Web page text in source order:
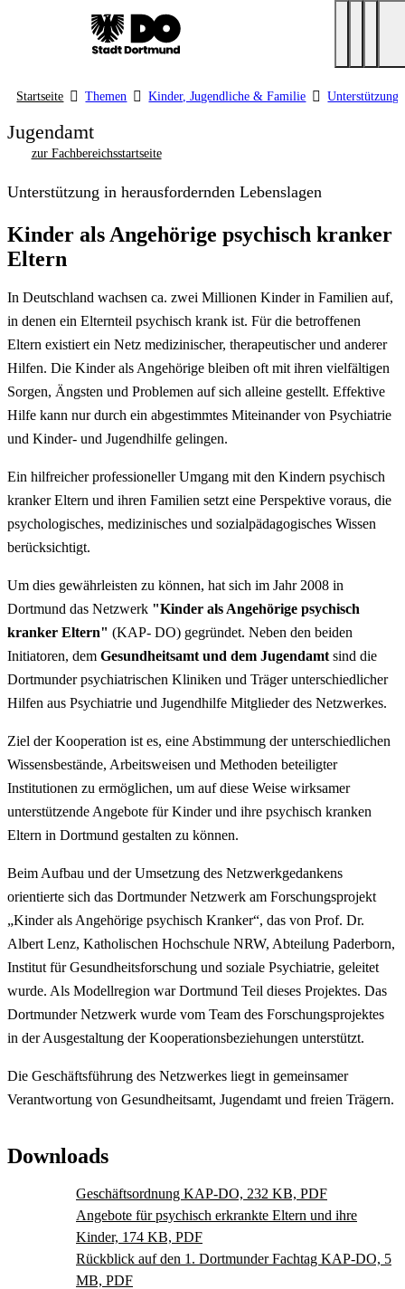
Startseite Themen Kinder, Jugendliche & Familie Unterstützung
Jugendamt
zur Fachbereichsstartseite
Unterstützung in herausfordernden Lebenslagen
Kinder als Angehörige psychisch kranker
Eltern
In Deutschland wachsen ca. zwei Millionen Kinder in Familien auf,
in denen ein Elternteil psychisch krank ist. Für die betroffenen
Eltern existiert ein Netz medizinischer, therapeutischer und anderer
Hilfen. Die Kinder als Angehörige bleiben oft mit ihren vielfältigen
Sorgen, Ängsten und Problemen auf sich alleine gestellt. Effektive
Hilfe kann nur durch ein abgestimmtes Miteinander von Psychiatrie
und Kinder- und Jugendhilfe gelingen.
Ein hilfreicher professioneller Umgang mit den Kindern psychisch
kranker Eltern und ihren Familien setzt eine Perspektive voraus, die
psychologisches, medizinisches und sozialpädagogisches Wissen
berücksichtigt.
Um dies gewährleisten zu können, hat sich im Jahr 2008 in
Dortmund das Netzwerk "Kinder als Angehörige psychisch
kranker Eltern" (KAP- DO) gegründet. Neben den beiden
Initiatoren, dem Gesundheitsamt und dem Jugendamt sind die
Dortmunder psychiatrischen Kliniken und Träger unterschiedlicher
Hilfen aus Psychiatrie und Jugendhilfe Mitglieder des Netzwerkes.
Ziel der Kooperation ist es, eine Abstimmung der unterschiedlichen
Wissensbestände, Arbeitsweisen und Methoden beteiligter
Institutionen zu ermöglichen, um auf diese Weise wirksamer
unterstützende Angebote für Kinder und ihre psychisch kranken
Eltern in Dortmund gestalten zu können.
Beim Aufbau und der Umsetzung des Netzwerkgedankens
orientierte sich das Dortmunder Netzwerk am Forschungsprojekt
„Kinder als Angehörige psychisch Kranker“, das von Prof. Dr.
Albert Lenz, Katholischen Hochschule NRW, Abteilung Paderborn,
Institut für Gesundheitsforschung und soziale Psychiatrie, geleitet
wurde. Als Modellregion war Dortmund Teil dieses Projektes. Das
Dortmunder Netzwerk wurde vom Team des Forschungsprojektes
in der Ausgestaltung der Kooperationsbeziehungen unterstützt.
Die Geschäftsführung des Netzwerkes liegt in gemeinsamer
Verantwortung von Gesundheitsamt, Jugendamt und freien Trägern.
Downloads
Geschäftsordnung KAP-DO, 232 KB, PDF
Angebote für psychisch erkrankte Eltern und ihre
Kinder, 174 KB, PDF
Rückblick auf den 1. Dortmunder Fachtag KAP-DO, 5
MB, PDF